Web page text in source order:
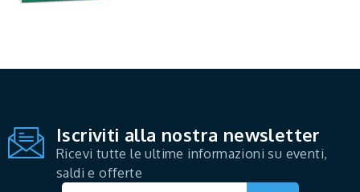
Iscriviti alla nostra newsletter
Ricevi tutte le ultime informazioni su eventi,
saldi e offerte